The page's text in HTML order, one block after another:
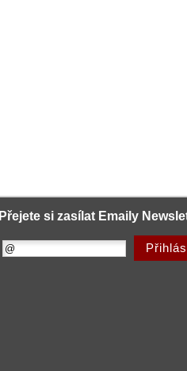
Přejete si zasílat Emaily